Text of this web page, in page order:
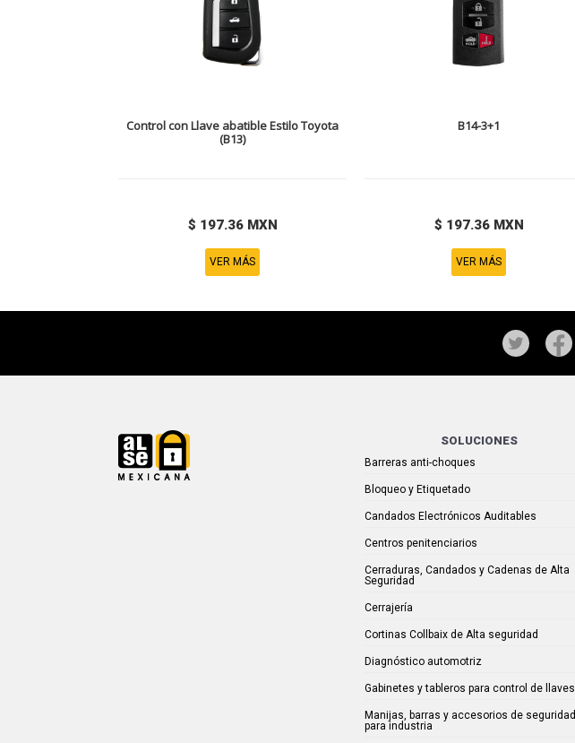
Control con Llave abatible Estilo Toyota
(B13)
$ 197.36 MXN
VER MÁS
B14-3+1
$ 197.36 MXN
VER MÁS
SOLUCIONES
Barreras anti-choques
Bloqueo y Etiquetado
Candados Electrónicos Auditables
Centros penitenciarios
Cerraduras, Candados y Cadenas de Alta
Seguridad
Cerrajería
Cortinas Collbaix de Alta seguridad
Diagnóstico automotriz
Gabinetes y tableros para control de llaves
Manijas, barras y accesorios de seguridad
para industria